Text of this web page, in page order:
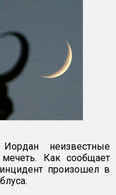
неизвестные
Как сообщает
произошел в